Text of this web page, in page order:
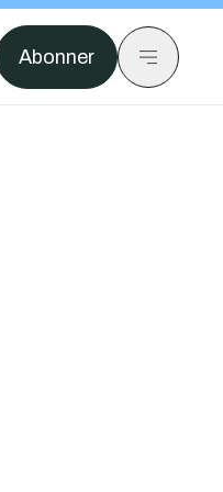
Abonner